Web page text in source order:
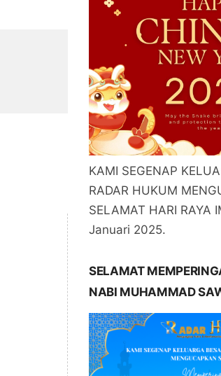
KAMI SEGENAP
RADAR HUKUM
SELAMAT HARI RAYA
Januari 2025.
SELAMAT
NABI MUHAMMAD